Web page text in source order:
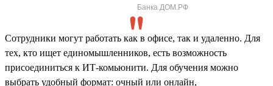
Банка ДОМ.РФ
Сотрудники могут работать как в офисе, так и удаленно. Для
тех, кто ищет единомышленников, есть возможность
присоединиться к ИТ-комьюнити. Для обучения можно
выбрать удобный формат: очный или онлайн,